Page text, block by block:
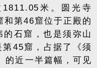
米。圆光寺
和第46窟位于正殿的
石窟，也是须弥山
45窟，占据了《须
的近一半篇幅，可见